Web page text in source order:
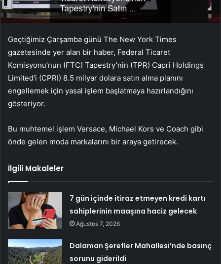
Geçtiğimiz Çarşamba günü The New York Times
gazetesinde yer alan bir haber, Federal Ticaret
Komisyonu’nun (FTC) Tapestry’nin (TPR) Capri Holdings
Limited’i (CPRI) 8.5 milyar dolara satın alma planını
engellemek için yasal işlem başlatmaya hazırlandığını
gösteriyor.
Bu muhtemel işlem Versace, Michael Kors ve Coach gibi
önde gelen moda markalarını bir araya getirecek.
İlgili Makaleler
7 gün içinde itiraz etmeyen kredi kartı
sahiplerinin maaşına haciz gelecek
Ağustos 7, 2026
Dalaman Şerefler Mahallesi’nde basınç
sorunu giderildi